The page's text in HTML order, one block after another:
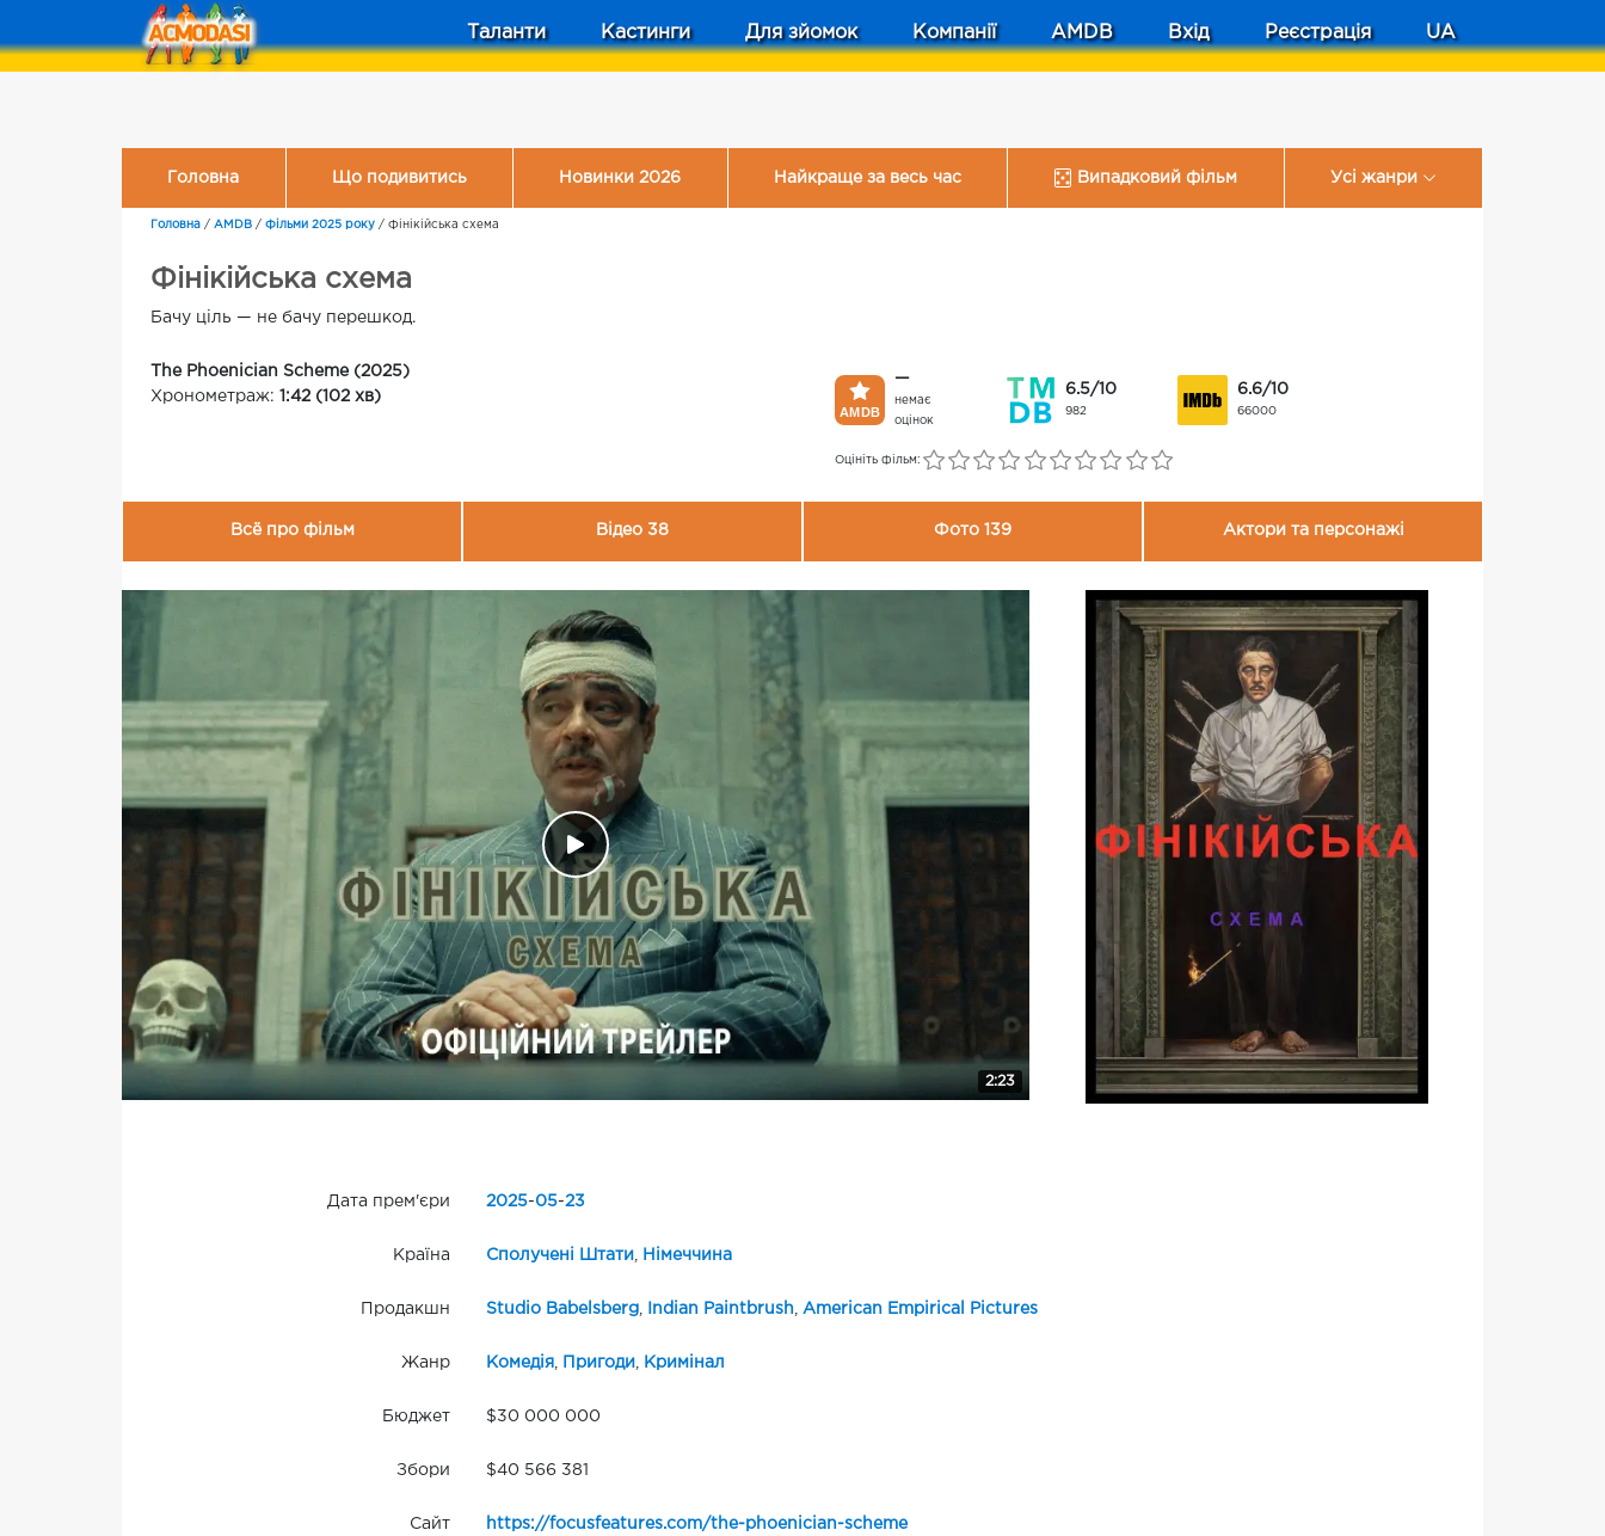
Таланти Кастинги Для зйомок Компанії AMDB Вхід Реєстрація UA
Головна Що подивитись Новинки 2026 Найкраще за весь час Випадковий фільм Усі жанри
Головна / AMDB / Фільми 2025 року / Фінікійська схема
Фінікійська схема
Бачу ціль — не бачу перешкод.
The Phoenician Scheme (2025)
Хронометраж: 1:42 (102 хв)
—
немає
оцінок
6.5/10
982
6.6/10
66000
Оцініть фільм:
Всё про фільм Відео 38 Фото 139 Актори та персонажі
2:23
Дата прем'єри 2025-05-23
Країна Сполучені Штати Німеччина
Продакшн Studio Babelsberg Indian Paintbrush American Empirical Pictures
Жанр Комедія Пригоди Кримінал
Бюджет $30 000 000
Збори $40 566 381
Сайт https://focusfeatures.com/the-phoenician-scheme